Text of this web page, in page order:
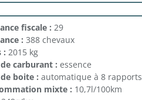
fiscale : 29
: 388 chevaux
: 2015 kg
carburant : essence
boite : automatique à 8 rapports
mixte : 10,7l/100km